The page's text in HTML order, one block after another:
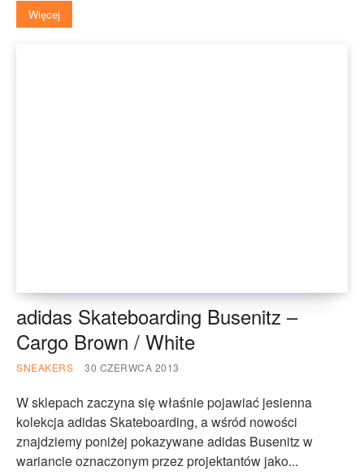
Więcej
adidas Skateboarding Busenitz –
Cargo Brown / White
SNEAKERS 30 CZERWCA 2013
W sklepach zaczyna się właśnie pojawiać jesienna
kolekcja adidas Skateboarding, a wśród nowości
znajdziemy poniżej pokazywane adidas Busenitz w
wariancie oznaczonym przez projektantów jako...